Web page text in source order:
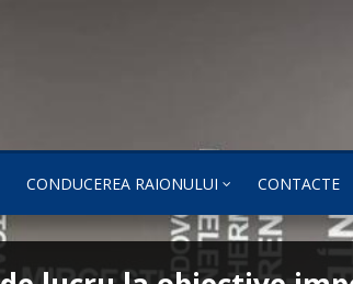
CONDUCEREA RAIONULUI CONTACTE